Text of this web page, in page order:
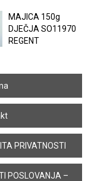
MAJICA 150g
DJEČJA SO11970
REGENT
PRIVATNOSTI
POSLOVANJA –